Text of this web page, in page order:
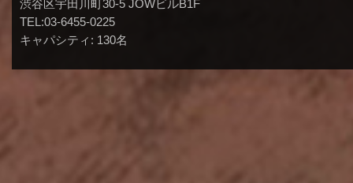
渋谷区宇田川町30-5 JOWビルB1F
TEL:03-6455-0225
キャパシティ: 130名